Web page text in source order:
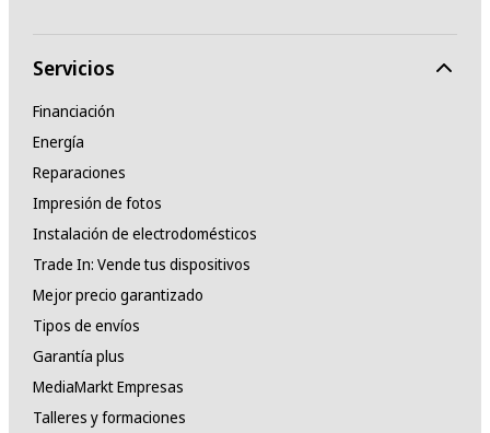
Servicios
Financiación
Energía
Reparaciones
Impresión de fotos
Instalación de electrodomésticos
Trade In: Vende tus dispositivos
Mejor precio garantizado
Tipos de envíos
Garantía plus
MediaMarkt Empresas
Talleres y formaciones